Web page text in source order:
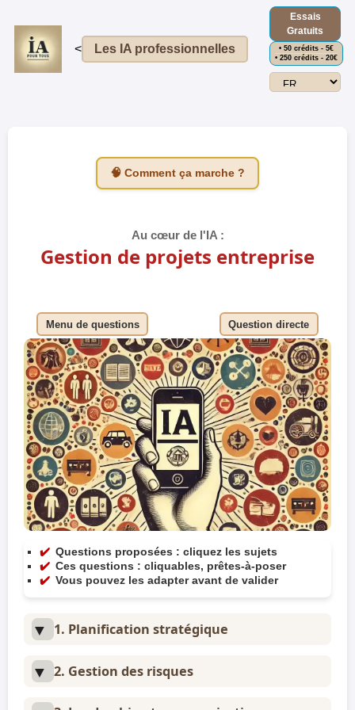
< Les IA professionnelles
Essais
Gratuits
• 50 crédits - 5€
• 250 crédits - 20€
🧠 Comment ça marche ?
Au cœur de l'IA :
Gestion de projets entreprise
Menu de questions Question directe
Questions proposées : cliquez les sujets
Ces questions : cliquables, prêtes-à-poser
Vous pouvez les adapter avant de valider
1. Planification stratégique
2. Gestion des risques